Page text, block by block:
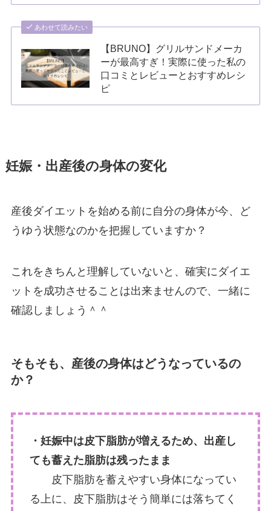
あわせて読みたい
【BRUNO】グリルサンドメーカ
ーが最高すぎ！実際に使った私の
口コミとレビューとおすすめレシ
ピ
妊娠・出産後の身体の変化
産後ダイエットを始める前に自分の身体が今、ど
うゆう状態なのかを把握していますか？
これをきちんと理解していないと、確実にダイエ
ットを成功させることは出来ませんので、一緒に
確認しましょう＾＾
そもそも、産後の身体はどうなっているの
か？
・妊娠中は皮下脂肪が増えるため、出産し
ても蓄えた脂肪は残ったまま
皮下脂肪を蓄えやすい身体になってい
る上に、皮下脂肪はそう簡単には落ちてく